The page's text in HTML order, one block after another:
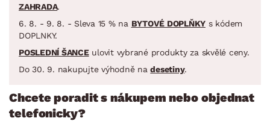
ZAHRADA.
6. 8. - 9. 8. - Sleva 15 % na BYTOVÉ DOPLŇKY s kódem
DOPLNKY.
POSLEDNÍ ŠANCEulovit vybrané produkty za skvělé ceny.
Do 30. 9. nakupujte výhodně nadesetiny.
Chcete poradit s nákupem nebo objednat
telefonicky?